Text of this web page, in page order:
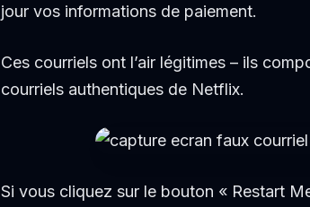
jour vos informations de paiement.
Ces courriels ont l’air légitimes – ils
courriels authentiques de Netflix.
Si vous cliquez sur le bouton « Restart